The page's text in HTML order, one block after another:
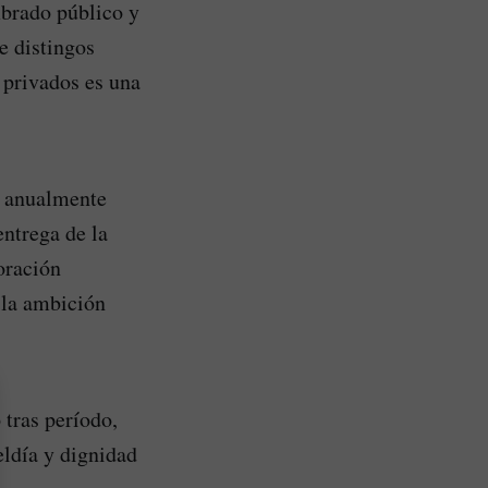
público y
distingos
es una
de la
ambición
período,
y dignidad